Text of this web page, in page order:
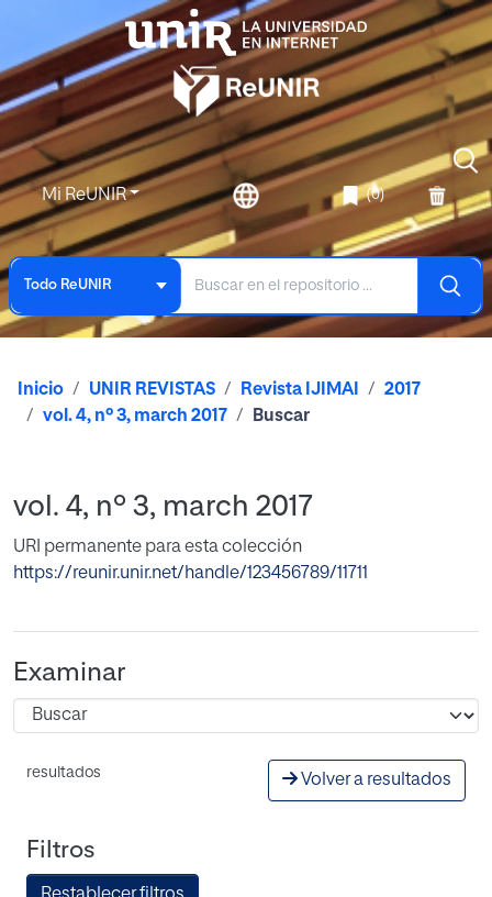
Mi ReUNIR (0)
Todo ReUNIR
Inicio UNIR REVISTAS Revista IJIMAI
2017
vol. 4, nº 3, march 2017
Buscar
vol. 4, nº 3, march 2017
URI permanente para esta colección
https://reunir.unir.net/handle/123456789/11711
Examinar
resultados Volver a resultados
Filtros